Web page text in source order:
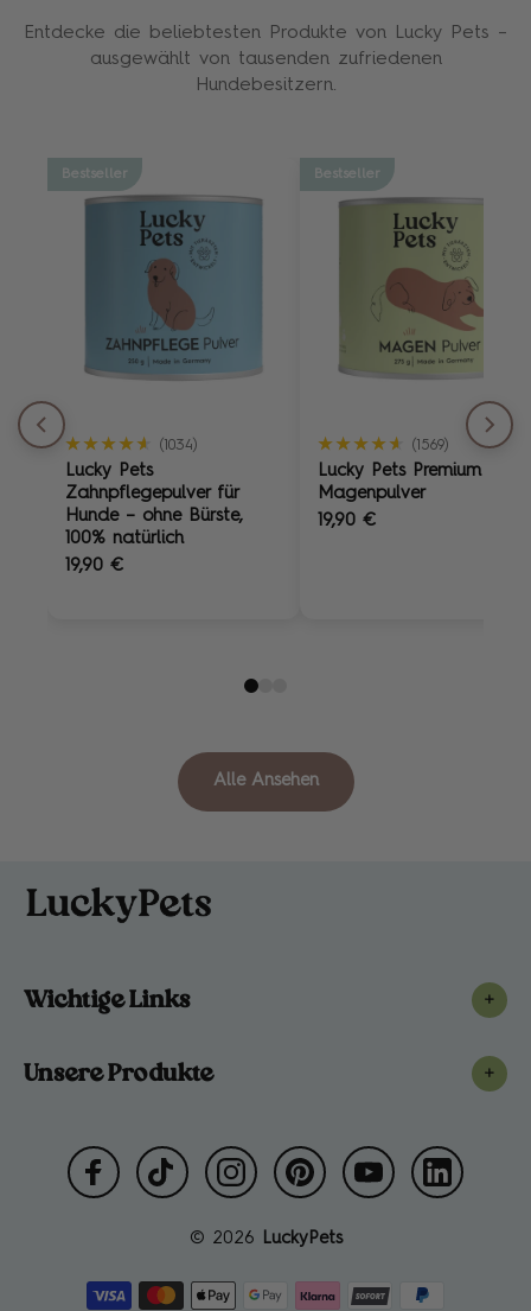
Entdecke die beliebtesten Produkte von Lucky Pets –
ausgewählt von tausenden zufriedenen
Hundebesitzern.
Bestseller
★★★★★
★★★★★ (1034)
Lucky Pets
Zahnpflegepulver für
Hunde – ohne Bürste,
100% natürlich
19,90 €
Bestseller
★★★★★
★★★★★ (1569)
Lucky Pets Premium
Magenpulver
19,90 €
Alle Ansehen
Wichtige Links +
Unsere Produkte +
© 2026 LuckyPets